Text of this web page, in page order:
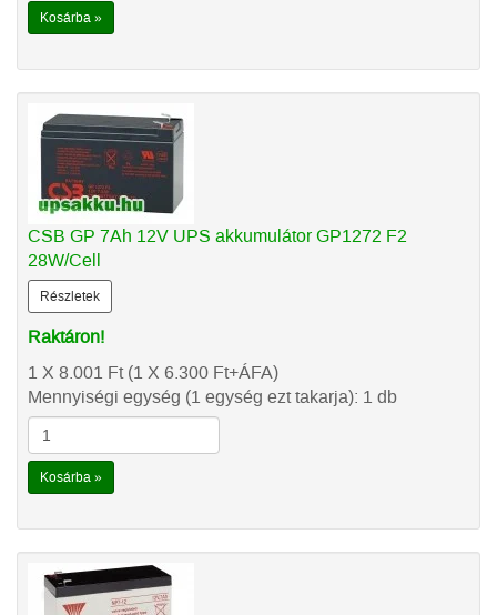
Kosárba »
CSB GP 7Ah 12V UPS akkumulátor GP1272 F2
28W/Cell
Részletek
Raktáron!
1 X 8.001 Ft(1 X 6.300 Ft+ÁFA)
Mennyiségi egység (1 egység ezt takarja): 1 db
Kosárba »